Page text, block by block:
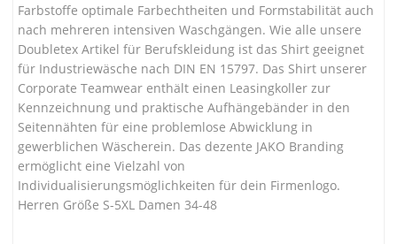
Farbstoffe optimale Farbechtheiten und Formstabilität auch
nach mehreren intensiven Waschgängen. Wie alle unsere
Doubletex Artikel für Berufskleidung ist das Shirt geeignet
für Industriewäsche nach DIN EN 15797. Das Shirt unserer
Corporate Teamwear enthält einen Leasingkoller zur
Kennzeichnung und praktische Aufhängebänder in den
Seitennähten für eine problemlose Abwicklung in
gewerblichen Wäscherein. Das dezente JAKO Branding
ermöglicht eine Vielzahl von
Individualisierungsmöglichkeiten für dein Firmenlogo.
Herren Größe S-5XL Damen 34-48